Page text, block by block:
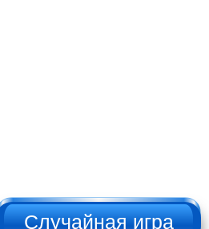
НЕ НАЖИМАТЬ!!!